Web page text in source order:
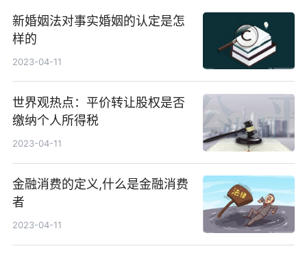
新婚姻法对事实婚姻的认定是怎
样的
2023-04-11
世界观热点：平价转让股权是否
缴纳个人所得税
2023-04-11
金融消费的定义,什么是金融消费
者
2023-04-11